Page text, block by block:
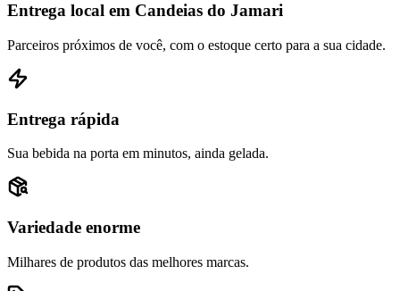
Entrega local em Candeias do Jamari
Parceiros próximos de você, com o estoque certo para a sua cidade.
Entrega rápida
Sua bebida na porta em minutos, ainda gelada.
Variedade enorme
Milhares de produtos das melhores marcas.